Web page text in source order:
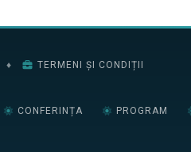
♦ TERMENI ȘI CONDIȚII
CONFERINȚA PROGRAM